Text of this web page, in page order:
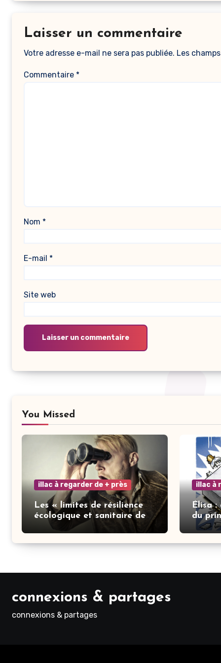
Laisser un commentaire
Votre adresse e-mail ne sera pas publiée. Les
Commentaire *
Nom *
E-mail *
Site web
You Missed
illac à regarder de + près
Les « limites de résilience
écologique et sanitaire de
notre ville » : les mots ne
font pas la vertu
illac à
Élisa :
du
connexions & partages
connexions & partages